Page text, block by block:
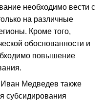
необходимо вести с
на различные
Кроме того,
обоснованности и
повышение
Иван Медведев также
субсидирования